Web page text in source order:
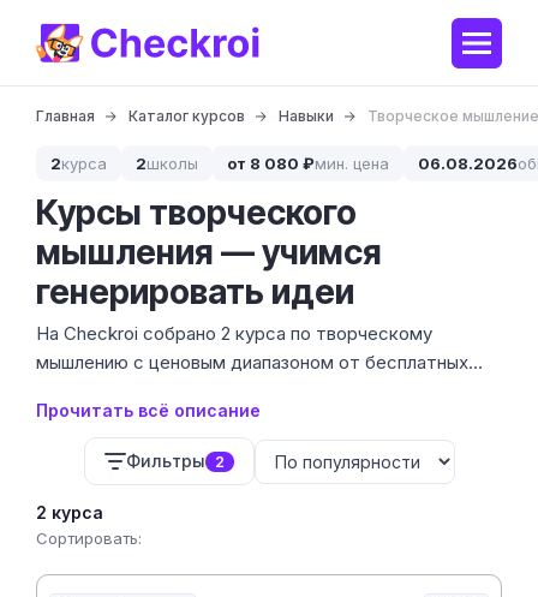
Главная Каталог курсов Навыки Творческое мышление
2курса 2школы от 8 080 ₽мин. цена 06.08.2026
Курсы творческого
мышления — учимся
генерировать идеи
На Checkroi собрано 2 курса по творческому
мышлению с ценовым диапазоном от бесплатных
мышление — это не врожденный дар, а прикладной
навык поиска нестандартных решений в бизнесе,
дизайне и управлении.
Прочитать всё описание
Фильтры 2
2 курса
Сортировать: